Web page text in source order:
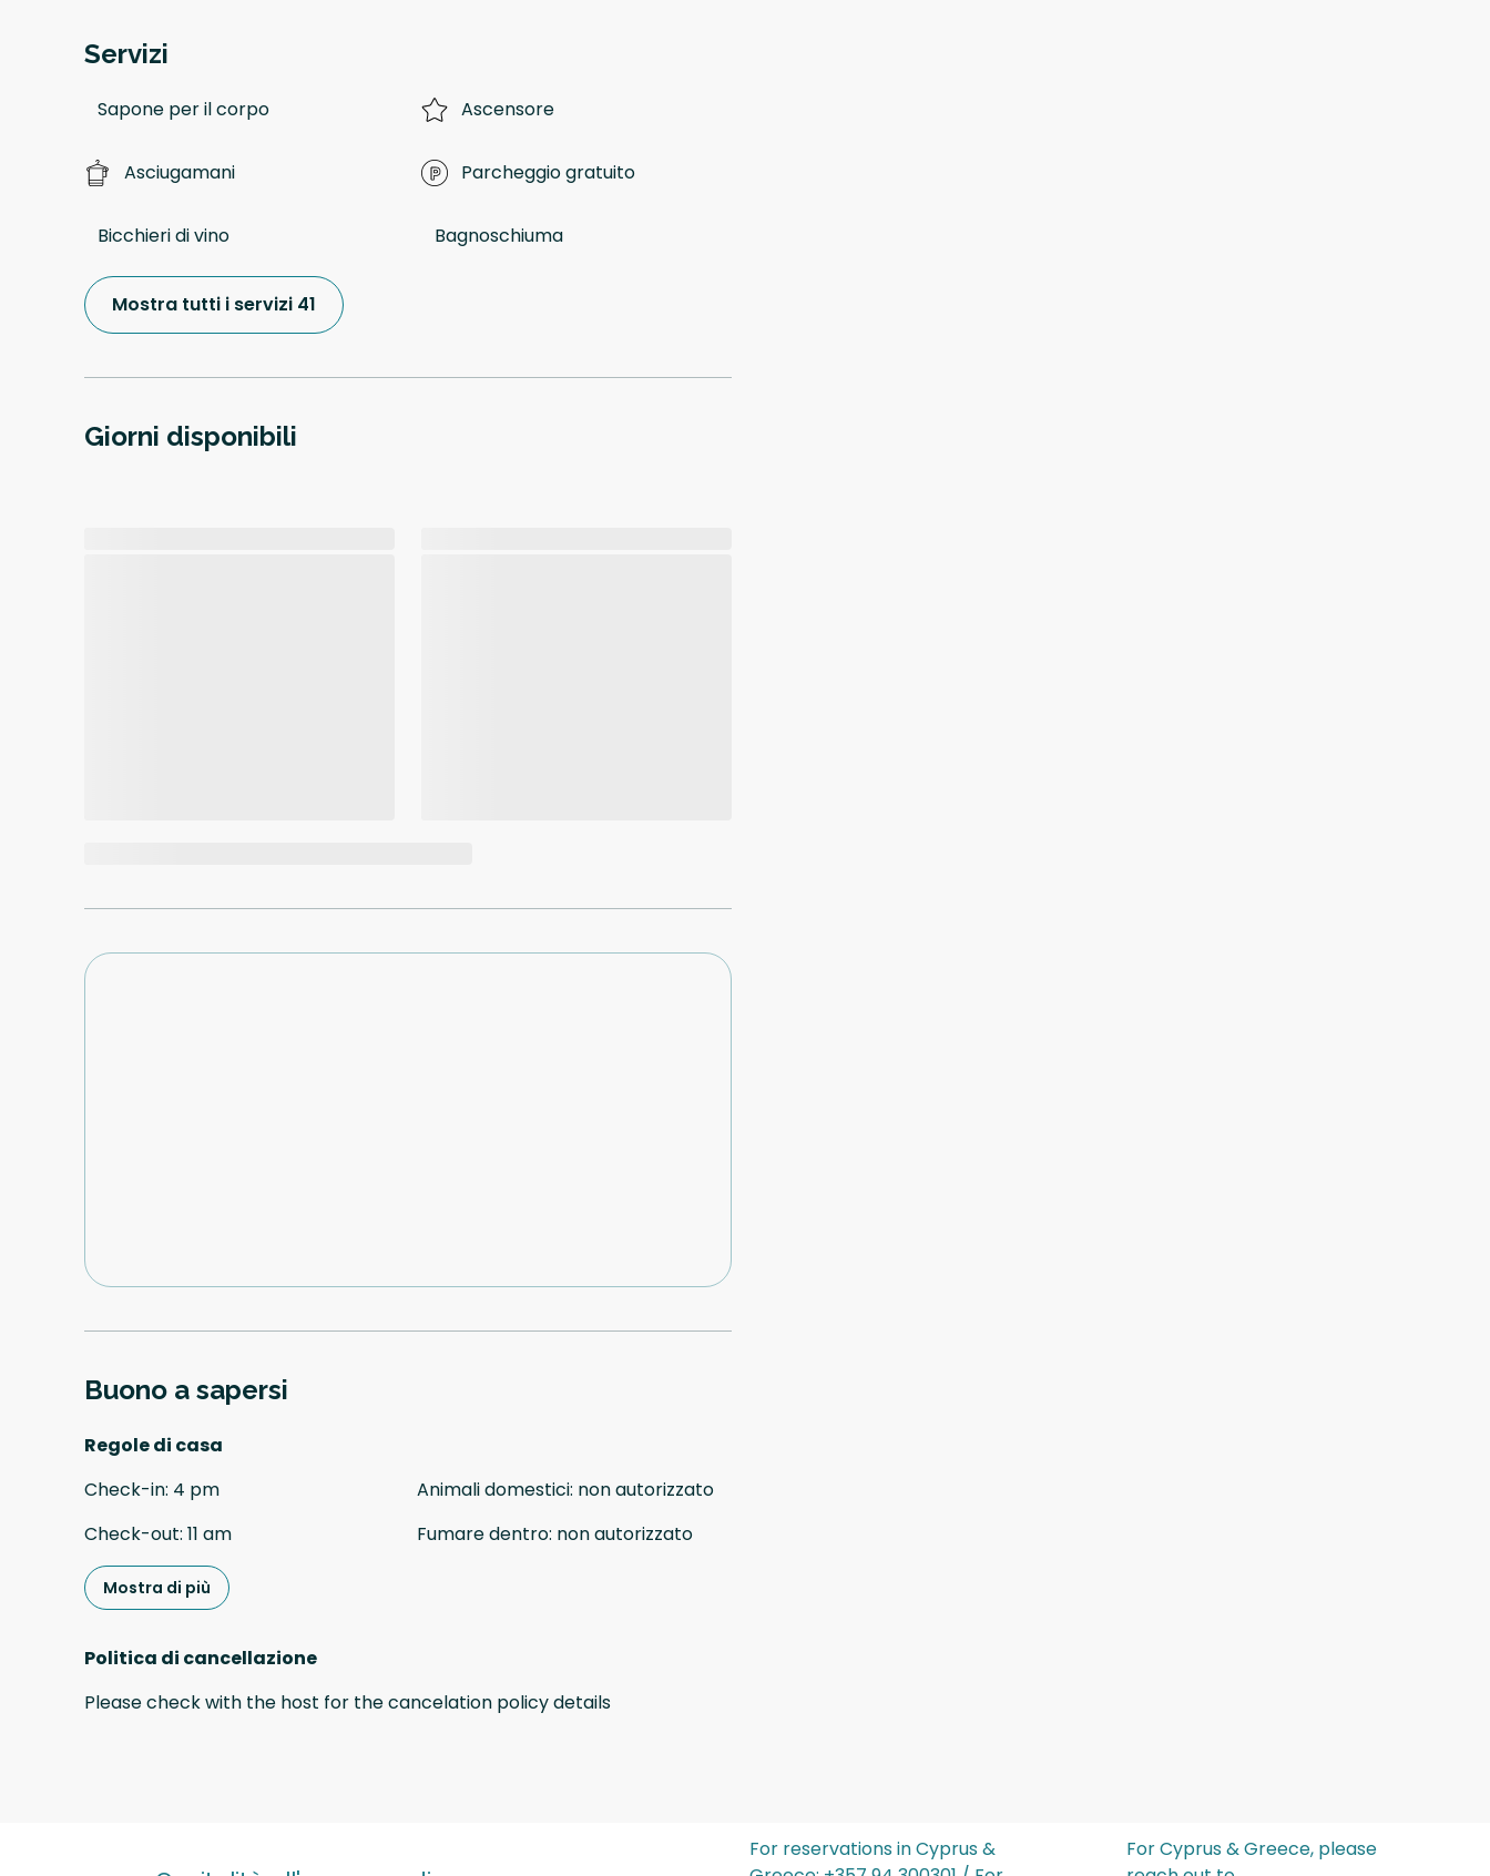
Servizi
Sapone per il corpo Ascensore
Asciugamani Parcheggio gratuito
Bicchieri di vino Bagnoschiuma
Mostra tutti i servizi 41
Giorni disponibili
Buono a sapersi
Regole di casa
Check-in: 4 pm
Check-out: 11 am
Animali domestici: non autorizzato
Fumare dentro: non autorizzato
Mostra di più
Politica di cancellazione
Please check with the host for the cancelation policy details
For reservations in Cyprus &
For Cyprus & Greece, please